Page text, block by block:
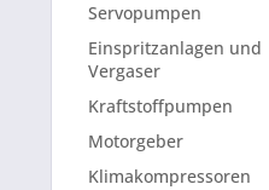
Servopumpen
Einspritzanlagen und
Vergaser
Kraftstoffpumpen
Motorgeber
Klimakompressoren